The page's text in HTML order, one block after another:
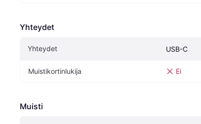
Yhteydet
Yhteydet USB-C
Muistikortinlukija Ei
Muisti